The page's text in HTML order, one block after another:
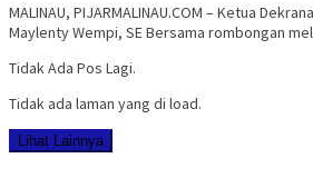
MALINAU, PIJARMALINAU.COM – Ketua
Maylenty Wempi, SE Bersama rombongan
Tidak Ada Pos Lagi.
Tidak ada laman yang di load.
Lihat Lainnya